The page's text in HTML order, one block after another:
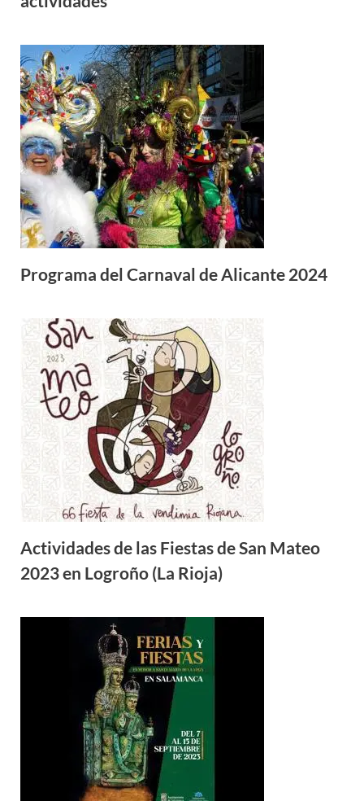
Programa del Carnaval de Alicante 2024
Actividades de las Fiestas de San Mateo
2023 en Logroño (La Rioja)